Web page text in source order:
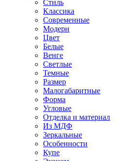
Стиль
Классика
Современные
Модерн
Цвет
Белые
Венге
Светлые
Темные
Размер
Малогабаритные
Форма
Угловые
Отделка и материал
Из МДФ
Зеркальные
Особенности
Купе